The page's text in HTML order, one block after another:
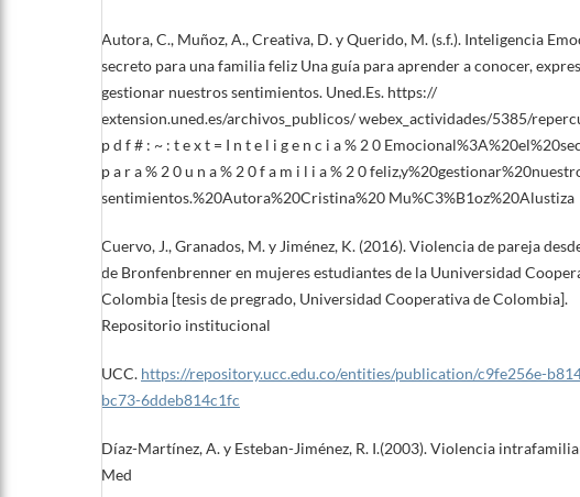
Autora, C., Muñoz, A., Creativa, D. y Querido, M. (s.f.). Inteligencia
secreto para una familia feliz Una guía para aprender a conocer,
gestionar nuestros sentimientos. Uned.Es. https://
extension.uned.es/archivos_publicos/ webex_actividades/5385/
p d f # : ~ : t e x t = I n t e l i g e n c i a % 2 0
p a r a % 2 0 u n a % 2 0 f a m i l i a % 2 0
sentimientos.%20Autora%20Cristina%20 Mu%C3%B1oz%20Alustiza
Cuervo, J., Granados, M. y Jiménez, K. (2016). Violencia de pareja
de Bronfenbrenner en mujeres estudiantes de la Uuniversidad
Colombia [tesis de pregrado, Universidad Cooperativa de Colombia].
Repositorio institucional
UCC. https://repository.ucc.edu.co/entities/publication/c9fe256e-
bc73-6ddeb814c1fc
Díaz-Martínez, A. y Esteban-Jiménez, R. I.(2003). Violencia
Med